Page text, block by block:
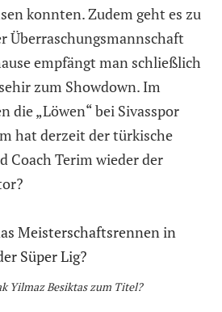
konnten. Zudem geht es zu
Überraschungsmannschaft
empfängt man schließlich
zum Showdown. Im
die „Löwen“ bei Sivasspor
hat derzeit der türkische
Coach Terim wieder der
Yilmaz Besiktas zum Titel?